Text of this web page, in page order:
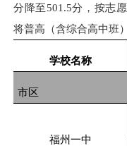
分降至501.5分，按志
将普高（含综合高中班
学校名称
市区
福州一中